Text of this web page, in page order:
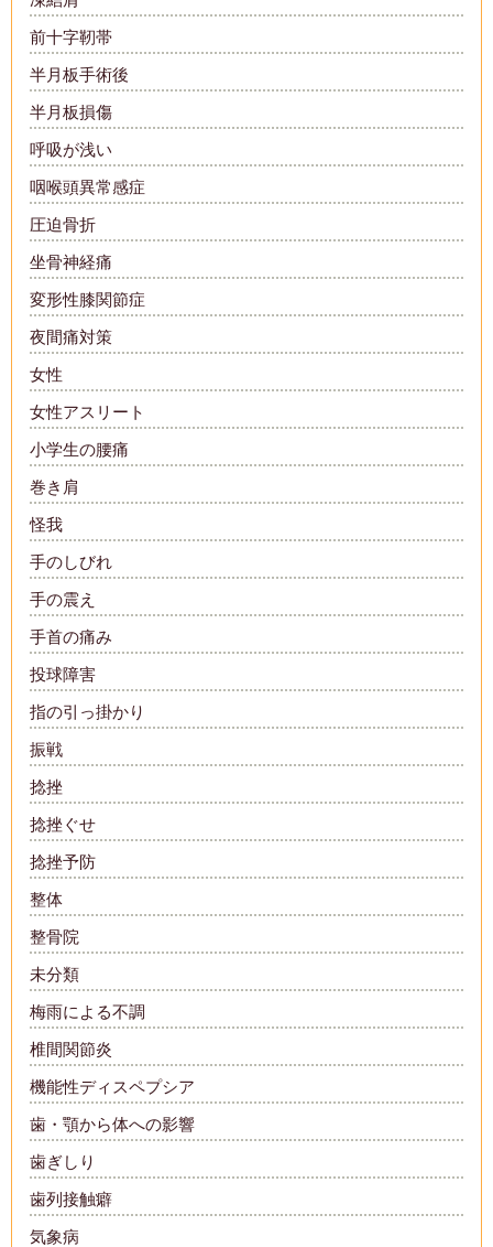
前十字靭帯
半月板手術後
半月板損傷
呼吸が浅い
咽喉頭異常感症
圧迫骨折
坐骨神経痛
変形性膝関節症
夜間痛対策
女性
女性アスリート
小学生の腰痛
巻き肩
怪我
手のしびれ
手の震え
手首の痛み
投球障害
指の引っ掛かり
振戦
捻挫
捻挫ぐせ
捻挫予防
整体
整骨院
未分類
梅雨による不調
椎間関節炎
機能性ディスペプシア
歯・顎から体への影響
歯ぎしり
歯列接触癖
気象病